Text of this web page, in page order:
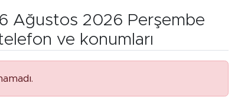
Ağustos 2026 Perşembe
ve konumları